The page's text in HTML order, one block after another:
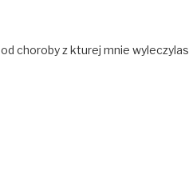
choroby z kturej mnie wyleczylas